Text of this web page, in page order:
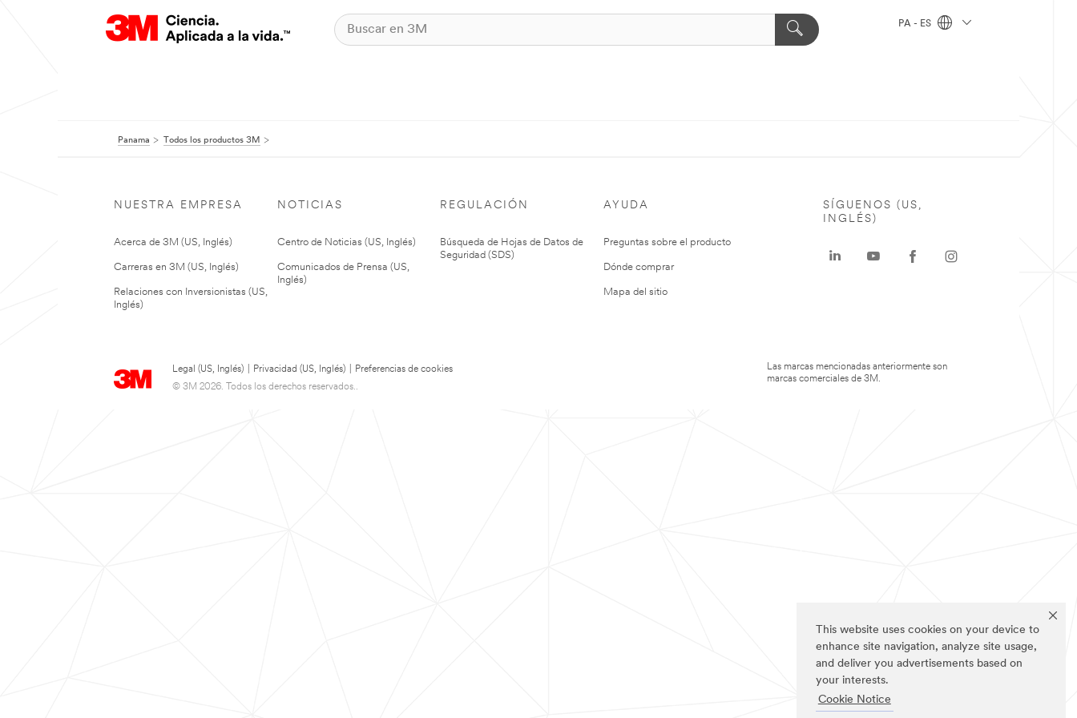
This website uses cookies on your device to
enhance site navigation, analyze site usage,
and deliver you advertisements based on
your interests.
Cookie Notice
PA - ES
Panama Todos los productos 3M
NUESTRA EMPRESA
Acerca de 3M (US, Inglés)
Carreras en 3M (US, Inglés)
Relaciones con Inversionistas (US,
Inglés)
NOTICIAS
Centro de Noticias (US, Inglés)
Comunicados de Prensa (US,
Inglés)
REGULACIÓN
Búsqueda de Hojas de Datos de
Seguridad (SDS)
AYUDA
Preguntas sobre el producto
Dónde comprar
Mapa del sitio
Legal (US, Inglés) Privacidad (US, Inglés)
Preferencias de cookies
© 3M 2026. Todos los derechos reservados..
SÍGUENOS (US,
INGLÉS)
Las marcas mencionadas anteriormente son
marcas comerciales de 3M.